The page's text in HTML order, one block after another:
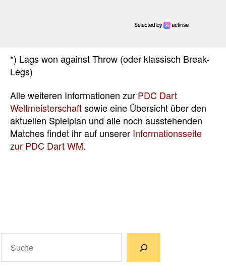
*) Lags won against Throw (oder klassisch Break-
Legs)
Alle weiteren Informationen zur PDC Dart
Weltmeisterschaftsowie eine Übersicht über den
aktuellen Spielplan und alle noch ausstehenden
Matches findet ihr auf unserer Informationsseite
zur PDC Dart WM.